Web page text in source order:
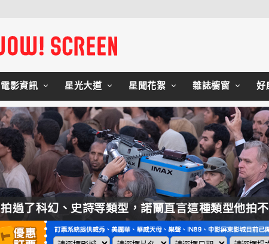
電影資訊 星光大道 星聞花絮 雜誌櫥窗 好
拍過了科幻、史詩等類型，諾蘭直言這種類型他拍不